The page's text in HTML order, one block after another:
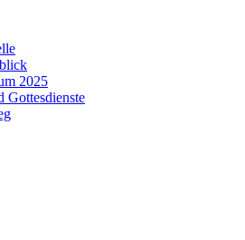
2025
Gottesdienste